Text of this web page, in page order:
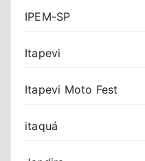
IPEM-SP
Itapevi
Itapevi Moto Fest
itaquá